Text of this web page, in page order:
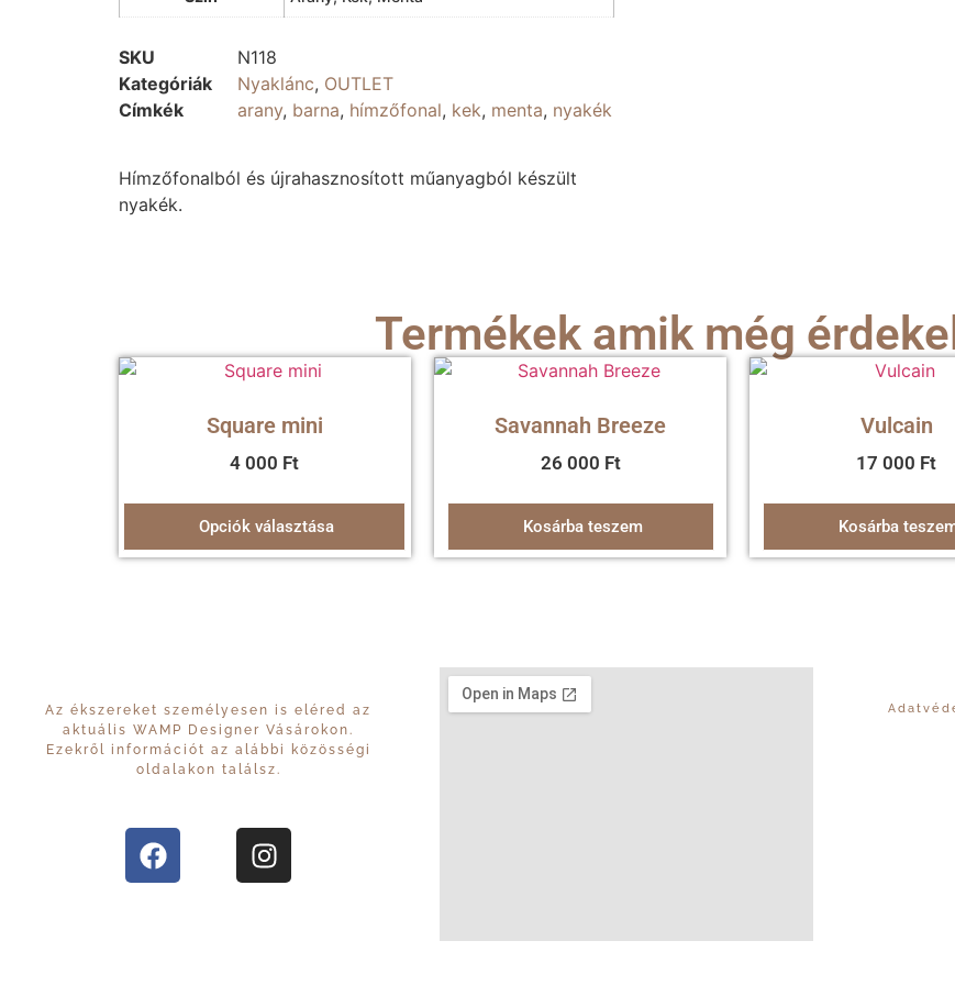
SKU
N118
Kategóriák
Nyaklánc, OUTLET
Címkék
arany, barna, hímzőfonal, kek, menta, nyakék
Hímzőfonalból és újrahasznosított műanyagból készült
nyakék.
Termékek amik még
Square mini
4 000 Ft
Opciók választása
Savannah Breeze
26 000 Ft
Kosárba teszem
Vulcain
17 000 Ft
Kosárba
Az ékszereket személyesen is eléred az
aktuális WAMP Designer Vásárokon.
Ezekről információt az alábbi közösségi
oldalakon találsz.